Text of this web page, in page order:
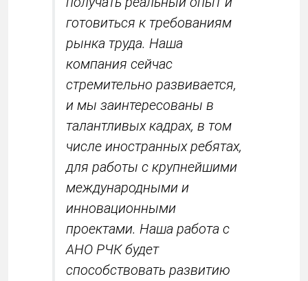
готовиться к требованиям
рынка труда. Наша
компания сейчас
стремительно развивается,
и мы заинтересованы в
талантливых кадрах, в том
числе иностранных ребятах,
для работы с крупнейшими
международными и
инновационными
проектами. Наша работа с
АНО РЧК будет
способствовать развитию